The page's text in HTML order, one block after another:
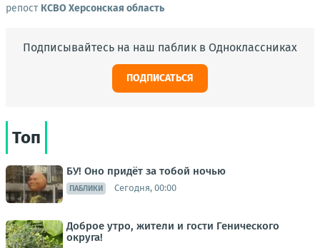
репост КСВО Херсонская область
Подписывайтесь на наш паблик в Одноклассниках
ПОДПИСАТЬСЯ
Топ
БУ! Оно придёт за тобой ночью
ПАБЛИКИ Сегодня, 00:00
Доброе утро, жители и гости Генического
округа!